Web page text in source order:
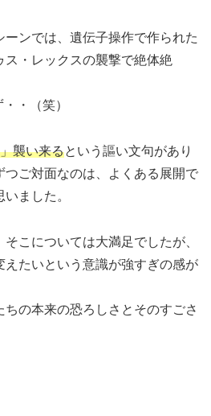
ンでは、遺伝子操作で作られた
・レックスの襲撃で絶体絶
・（笑）
襲い来るという謳い文句があり
つご対面なのは、よくある展開で
ました。
こについては大満足でしたが、
えたいという意識が強すぎの感が
ちの本来の恐ろしさとそのすごさ